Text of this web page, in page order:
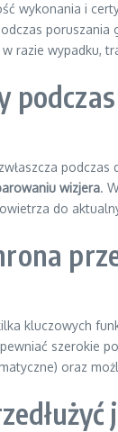
wykonania i
razie wypadku,
wizjera.
do
kluczowych
szerokie
oraz